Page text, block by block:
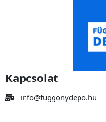
Kapcsolat
info@fuggonydepo.hu